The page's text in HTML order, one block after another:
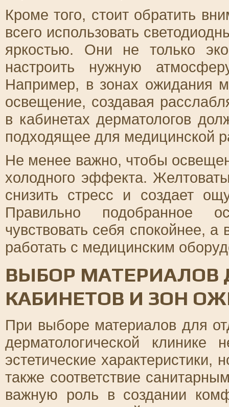
Кроме того, стоит обратить
всего использовать
яркостью. Они не только
настроить нужную
Например, в зонах ожидания
освещение, создавая
в кабинетах дерматологов
подходящее для медицинской
Не менее важно, чтобы
холодного эффекта.
снизить стресс и создает
Правильно подобранное
чувствовать себя спокойнее,
работать с медицинским
ВЫБОР МАТЕРИАЛОВ
КАБИНЕТОВ И ЗОН
При выборе материалов для
дерматологической клинике
эстетические характеристики,
также соответствие
важную роль в создании